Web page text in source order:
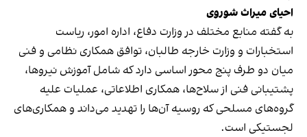
احیای میراث شوروی
به گفته منابع مختلف در وزارت دفاع، اداره امور، ریاست
استخبارات و وزارت خارجه طالبان، توافق همکاری نظامی و فنی
میان دو طرف پنج محور اساسی دارد که شامل آموزش نیروها،
پشتیبانی فنی از سلاح‌ها، همکاری اطلاعاتی، عملیات علیه
گروه‌های مسلحی که روسیه آن‌ها را تهدید می‌داند و همکاری‌های
لجستیکی است.